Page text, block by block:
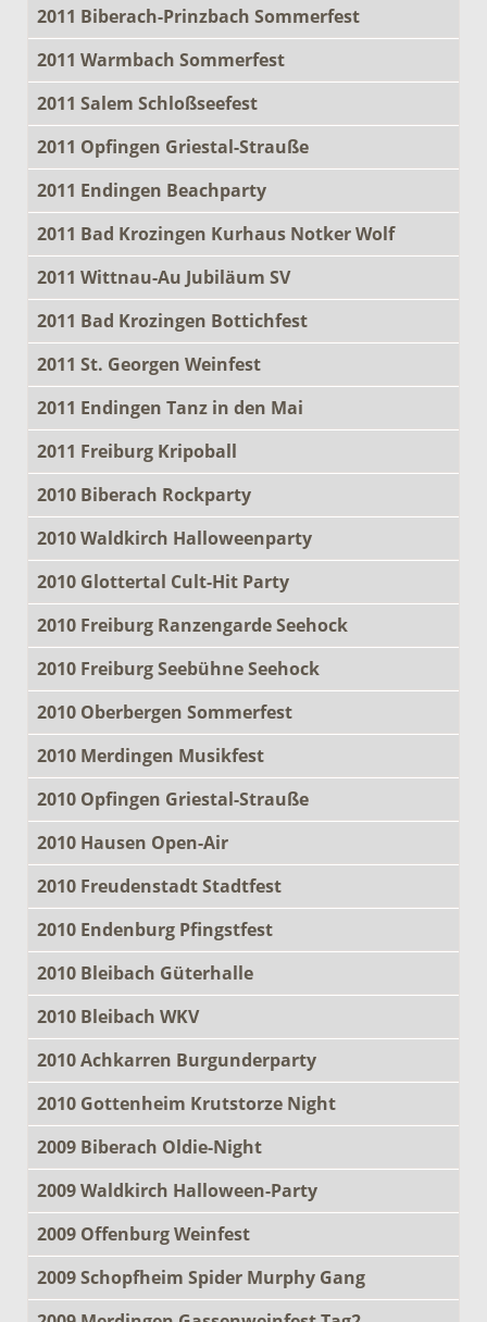
2011 Biberach-Prinzbach Sommerfest
2011 Warmbach Sommerfest
2011 Salem Schloßseefest
2011 Opfingen Griestal-Strauße
2011 Endingen Beachparty
2011 Bad Krozingen Kurhaus Notker Wolf
2011 Wittnau-Au Jubiläum SV
2011 Bad Krozingen Bottichfest
2011 St. Georgen Weinfest
2011 Endingen Tanz in den Mai
2011 Freiburg Kripoball
2010 Biberach Rockparty
2010 Waldkirch Halloweenparty
2010 Glottertal Cult-Hit Party
2010 Freiburg Ranzengarde Seehock
2010 Freiburg Seebühne Seehock
2010 Oberbergen Sommerfest
2010 Merdingen Musikfest
2010 Opfingen Griestal-Strauße
2010 Hausen Open-Air
2010 Freudenstadt Stadtfest
2010 Endenburg Pfingstfest
2010 Bleibach Güterhalle
2010 Bleibach WKV
2010 Achkarren Burgunderparty
2010 Gottenheim Krutstorze Night
2009 Biberach Oldie-Night
2009 Waldkirch Halloween-Party
2009 Offenburg Weinfest
2009 Schopfheim Spider Murphy Gang